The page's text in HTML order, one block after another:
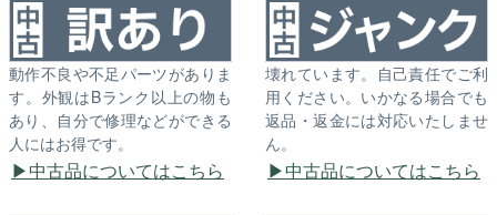
動作不良や不足パーツがありま
す。外観はBランク以上の物も
あり、自分で修理などができる
人にはお得です。
中古品についてはこちら
壊れています。自己責任でご利
用ください。いかなる場合でも
返品・返金には対応いたしませ
ん。
中古品についてはこちら